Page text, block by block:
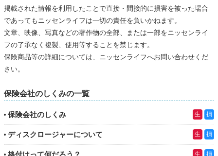
掲載された情報を利用したことで直接・間接的に損害を被った場合
であってもニッセンライフは一切の責任を負いかねます。
文章、映像、写真などの著作物の全部、または一部をニッセンライ
フの了承なく複製、使用等することを禁じます。
保険商品等の詳細については、ニッセンライフへお問い合わせくだ
さい。
保険会社のしくみの一覧
保険会社のしくみ 生 損
ディスクロージャーについて 生 損
格付けって何だろう？ 生 損